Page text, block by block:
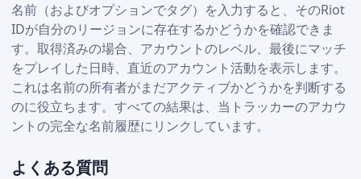
名前（およびオプションでタグ）を入力すると、そのRiot
IDが自分のリージョンに存在するかどうかを確認できま
す。取得済みの場合、アカウントのレベル、最後にマッチ
をプレイした日時、直近のアカウント活動を表示します。
これは名前の所有者がまだアクティブかどうかを判断する
のに役立ちます。すべての結果は、当トラッカーのアカウ
ントの完全な名前履歴にリンクしています。
よくある質問